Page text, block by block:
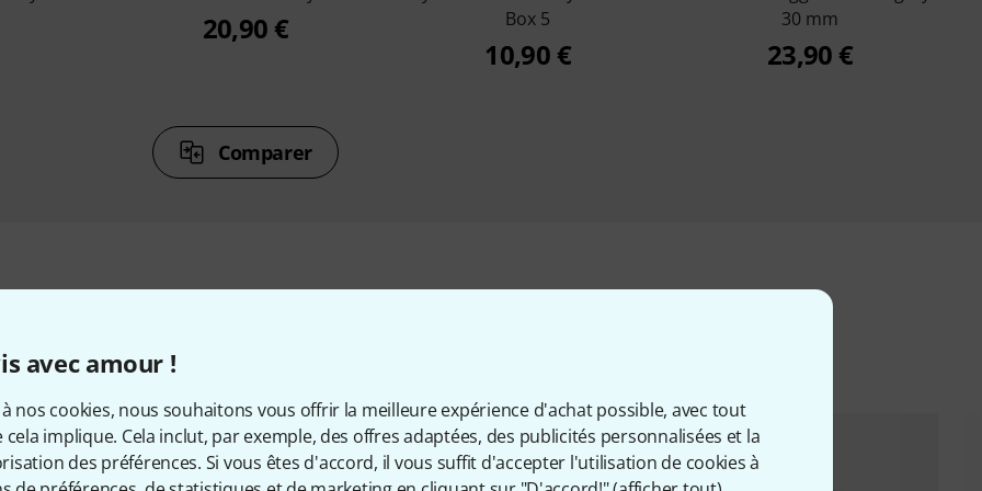
avec amour !
à nos cookies, nous souhaitons vous offrir la meilleure expérience d'achat possible, avec tout
cela implique. Cela inclut, par exemple, des offres adaptées, des publicités personnalisées et la
des préférences. Si vous êtes d'accord, il vous suffit d'accepter l'utilisation de cookies à
20,90 €
Box 5
10,90 €
30 mm
23,90 €
Comparer
& articles appropriés